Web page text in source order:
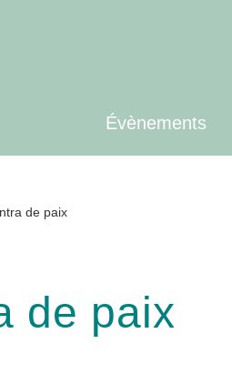
Évènements
de paix
de paix